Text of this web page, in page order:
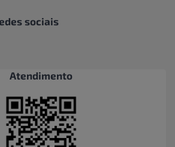
sociais
Atendimento